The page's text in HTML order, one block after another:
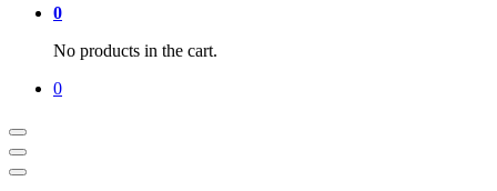
0
No products in the cart.
0